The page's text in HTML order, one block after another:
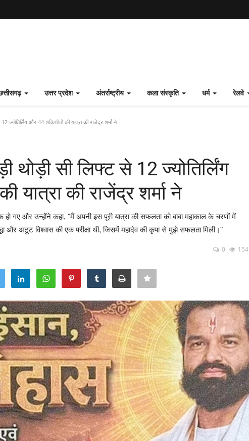
उत्तर प्रदेश अंतर्राष्ट्रीय कला संस्कृति धर्म रेलवे
ज्योतिर्लिंग और 44 शक्तिपीठों की यात्रा की राजेंद्र शर्मा ने
थोड़ी सी लिफ्ट से 12 ज्योतिर्लिंग
यात्रा की राजेंद्र शर्मा ने
गए और उन्होंने कहा, "मैं अपनी इस पूरी यात्रा की सफलता को बाबा महाकाल के चरणों में
और अटूट विश्वास की एक परीक्षा थी, जिसमें महादेव की कृपा से मुझे सफलता मिली।"
0 154